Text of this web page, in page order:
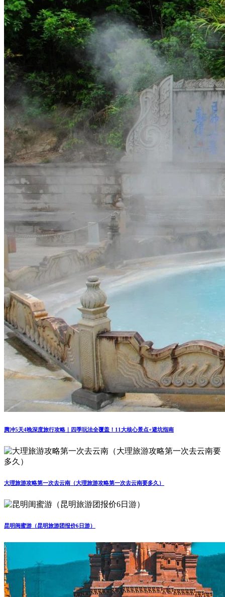
腾冲5天4晚深度旅行攻略｜四季玩法全覆盖！11大核心景点+避坑指南
大理旅游攻略第一次去云南（大理旅游攻略第一次去云南要多久）
昆明闺蜜游（昆明旅游团报价6日游）